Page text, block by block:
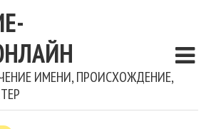
ИМЕНИ, ПРОИСХОЖДЕНИЕ,